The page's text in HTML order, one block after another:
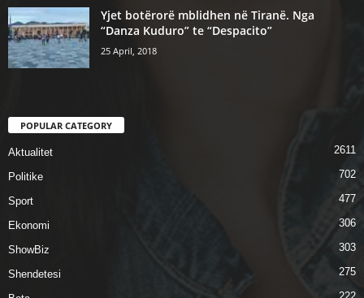
Yjet botërorë mblidhen në Tiranë. Nga
“Danza Kuduro” te “Despacito”
25 April, 2018
POPULAR CATEGORY
Aktualitet 2611
Politike 702
Sport 477
Ekonomi 306
ShowBiz 303
Shendetesi 275